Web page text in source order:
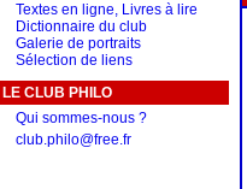
Textes en ligne, Livres à lire
Dictionnaire du club
Galerie de portraits
Sélection de liens
LE CLUB PHILO
Qui sommes-nous ?
club.philo@free.fr